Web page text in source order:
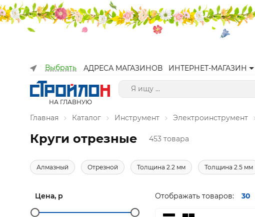
Выбрать АДРЕСА МАГАЗИНОВ ИНТЕРНЕТ-МАГАЗИН
НА ГЛАВНУЮ
Главная Каталог Инструмент Электроинструмент
Круги отрезные 453 товара
Алмазный Отрезной Толщина 2.2 мм Толщина 2.5 мм
Цена, р Отображать товаров: 30